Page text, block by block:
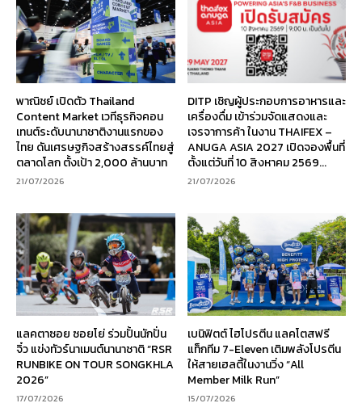
พาณิชย์ เปิดตัว Thailand
Content Market เวทีธุรกิจคอน
เทนต์ระดับนานาชาติงานแรกของ
ไทย ดันเศรษฐกิจสร้างสรรค์ไทยสู่
ตลาดโลก ตั้งเป้า 2,000 ล้านบาท
21/07/2026
DITP เชิญผู้ประกอบการอาหารและ
เครื่องดื่ม เข้าร่วมจัดแสดงและ
เจรจาการค้า ในงาน THAIFEX –
ANUGA ASIA 2027 เปิดจองพื้นที่
ตั้งแต่วันที่ 10 สิงหาคม 2569...
21/07/2026
แลคตาซอย ซอยโย่ ร่วมปั้นนักปั่น
จิ๋ว แข่งทัวร์นาเมนต์นานาชาติ “RSR
RUNBIKE ON TOUR SONGKHLA
2026”
17/07/2026
เบนิฟิตต์ ไฮโปรตีน แลคโตสฟรี
แท็กทีม 7-Eleven เติมพลังโปรตีน
ให้สายเฮลตี้ในงานวิ่ง “All
Member Milk Run”
15/07/2026